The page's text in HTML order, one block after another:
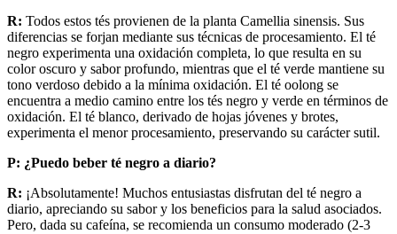
R: Todos estos tés provienen de la planta Camellia sinensis. Sus
diferencias se forjan mediante sus técnicas de procesamiento. El té
negro experimenta una oxidación completa, lo que resulta en su
color oscuro y sabor profundo, mientras que el té verde mantiene su
tono verdoso debido a la mínima oxidación. El té oolong se
encuentra a medio camino entre los tés negro y verde en términos de
oxidación. El té blanco, derivado de hojas jóvenes y brotes,
experimenta el menor procesamiento, preservando su carácter sutil.
P: ¿Puedo beber té negro a diario?
R: ¡Absolutamente! Muchos entusiastas disfrutan del té negro a
diario, apreciando su sabor y los beneficios para la salud asociados.
Pero, dada su cafeína, se recomienda un consumo moderado (2-3